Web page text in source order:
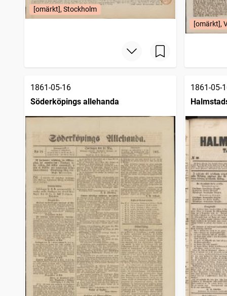
[omärkt], Stockholm
[omärkt],
1861-05-16
Söderköpings allehanda
1861-05-